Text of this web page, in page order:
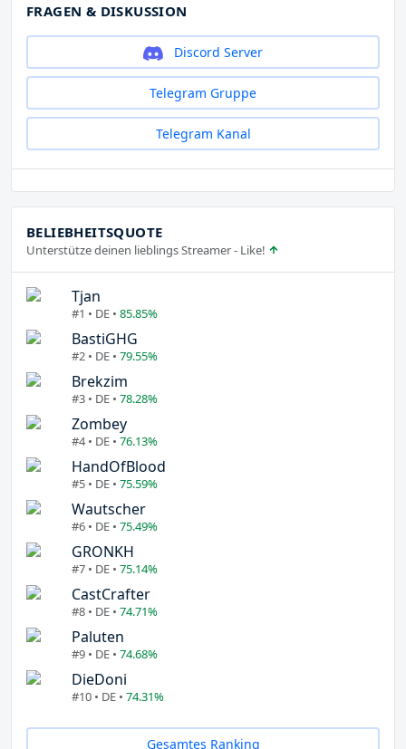
FRAGEN & DISKUSSION
Discord Server
Telegram Gruppe
Telegram Kanal
BELIEBHEITSQUOTE
Unterstütze deinen lieblings Streamer - Like!
Tjan
#1 • DE • 85.85%
BastiGHG
#2 • DE • 79.55%
Brekzim
#3 • DE • 78.28%
Zombey
#4 • DE • 76.13%
HandOfBlood
#5 • DE • 75.59%
Wautscher
#6 • DE • 75.49%
GRONKH
#7 • DE • 75.14%
CastCrafter
#8 • DE • 74.71%
Paluten
#9 • DE • 74.68%
DieDoni
#10 • DE • 74.31%
Gesamtes Ranking